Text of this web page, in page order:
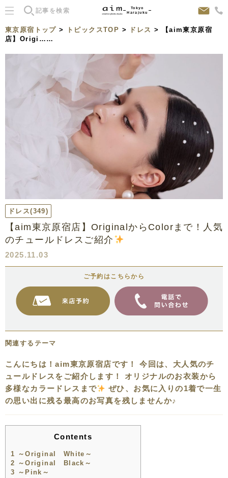
Tokyo
Harajuku
東京原宿トップ > トピックスTOP > ドレス > 【aim東京原宿
店】Origi……
ドレス(349)
【aim東京原宿店】OriginalからColorまで！人気
のチュールドレスご紹介
2025.11.03
ご予約はこちらから
関連するテーマ
こんにちは！aim東京原宿店です！ 今回は、大人気のチ
ュールドレスをご紹介します！ オリジナルのお衣装から
多様なカラードレスまで
ぜひ、お気に入りの1着で一生
の思い出に残る最高のお写真を残しませんか♪
Contents
1 ～Original White～
2 ～Original Black～
3 ～Pink～